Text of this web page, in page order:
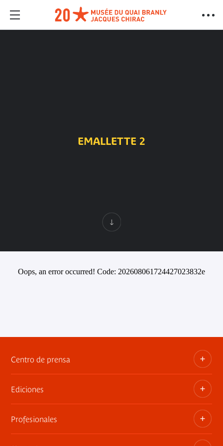
EMALLETTE 2
Oops, an error occurred! Code: 202608061724427023832e
Centro de prensa
Dosieres, comunicados de prensa, anuncios de
exposiciones
Ediciones
Las publicaciones del museo
Profesionales